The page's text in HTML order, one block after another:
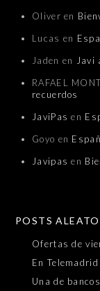
Oliver en
Lucas en
Jaden en
Javi
RAFAEL
recuerdos
JaviPas en
Goyo en
Javipas en
POSTS
Ofertas de
En
Una de